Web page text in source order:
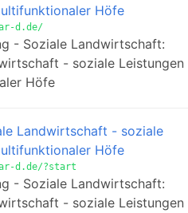
Höfe
d.de/
- Soziale Landwirtschaft:
- soziale Leistungen
Höfe
Landwirtschaft - soziale
Höfe
d.de/?start
- Soziale Landwirtschaft:
- soziale Leistungen